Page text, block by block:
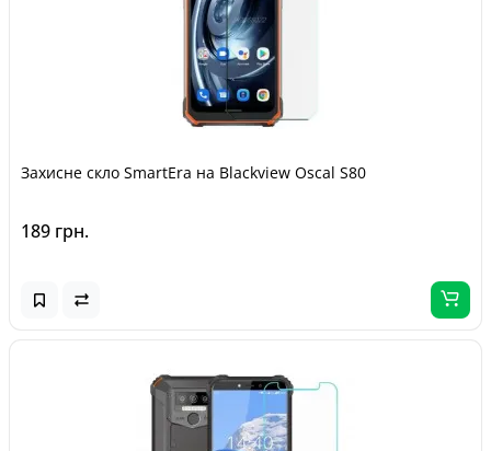
Захисне скло SmartEra на Blackview Oscal S80
189 грн.